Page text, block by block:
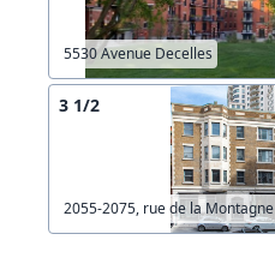
5530 Avenue Decelles
3 1/2
2055-2075, rue de la Montagne